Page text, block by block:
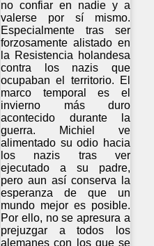
no confiar en nadie y a
valerse por sí mismo.
Especialmente tras ser
forzosamente alistado en
la Resistencia holandesa
contra los nazis que
ocupaban el territorio. El
marco temporal es el
invierno más duro
acontecido durante la
guerra. Michiel ve
alimentado su odio hacia
los nazis tras ver
ejecutado a su padre,
pero aun así conserva la
esperanza de que un
mundo mejor es posible.
Por ello, no se apresura a
prejuzgar a todos los
alemanes con los que se